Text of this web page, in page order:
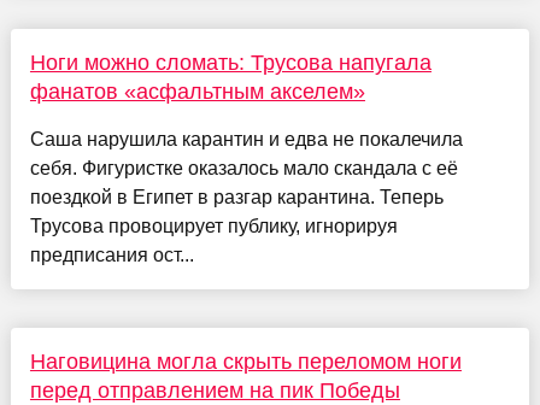
Ноги можно сломать: Трусова напугала
фанатов «асфальтным акселем»
Саша нарушила карантин и едва не покалечила
себя. Фигуристке оказалось мало скандала с её
поездкой в Египет в разгар карантина. Теперь
Трусова провоцирует публику, игнорируя
предписания ост...
Наговицина могла скрыть переломом ноги
перед отправлением на пик Победы